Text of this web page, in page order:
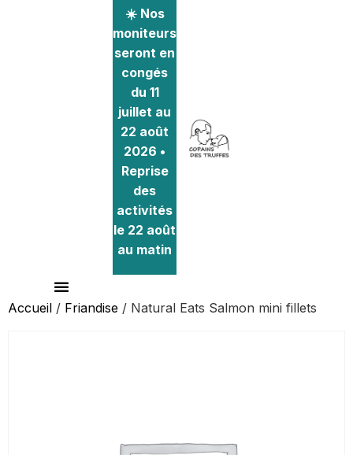
☀️ Nos
moniteurs
seront en
congés
du 11
juillet au
22 août
2026 •
Reprise
des
activités
le 22 août
au matin
Accueil / Friandise / Natural Eats Salmon mini fillets